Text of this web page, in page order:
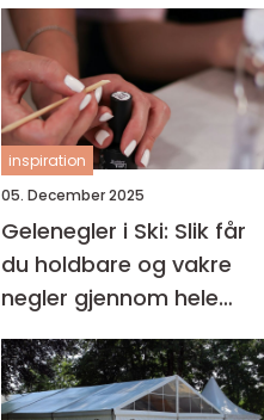
inspiration
05. December 2025
Gelenegler i Ski: Slik får
du holdbare og vakre
negler gjennom hele
året